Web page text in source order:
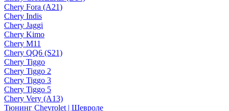
Chery Fora (A21)
Chery Indis
Chery Jaggi
Chery Kimo
Chery M11
Chery QQ6 (S21)
Chery Tiggo
Chery Tiggo 2
Chery Tiggo 3
Chery Tiggo 5
Chery Very (A13)
Тюнинг Chevrolet | Шевроле